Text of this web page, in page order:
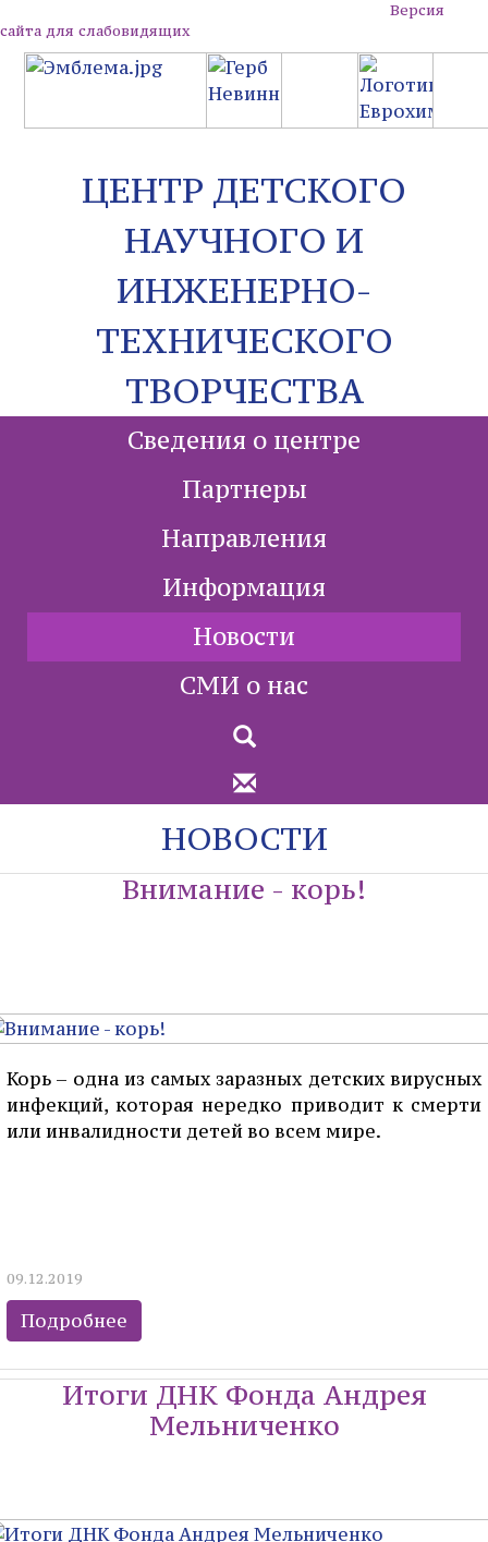
Версия
сайта для слабовидящих
ЦЕНТР ДЕТСКОГО
НАУЧНОГО И
ИНЖЕНЕРНО-
ТЕХНИЧЕСКОГО
ТВОРЧЕСТВА
Сведения о центре
Партнеры
Направления
Информация
Новости
СМИ о нас
НОВОСТИ
Внимание - корь!
Корь – одна из самых заразных детских вирусных
инфекций, которая нередко приводит к смерти
или инвалидности детей во всем мире.
09.12.2019
Подробнее
Итоги ДНК Фонда Андрея
Мельниченко